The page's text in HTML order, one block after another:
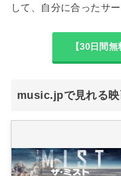
して、自分に合ったサ
【30日間
music.jpで見れる映